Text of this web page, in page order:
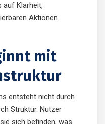
auf Klarheit,
Aktionen
mit
entsteht nicht durch
Struktur. Nutzer
sich befinden, was